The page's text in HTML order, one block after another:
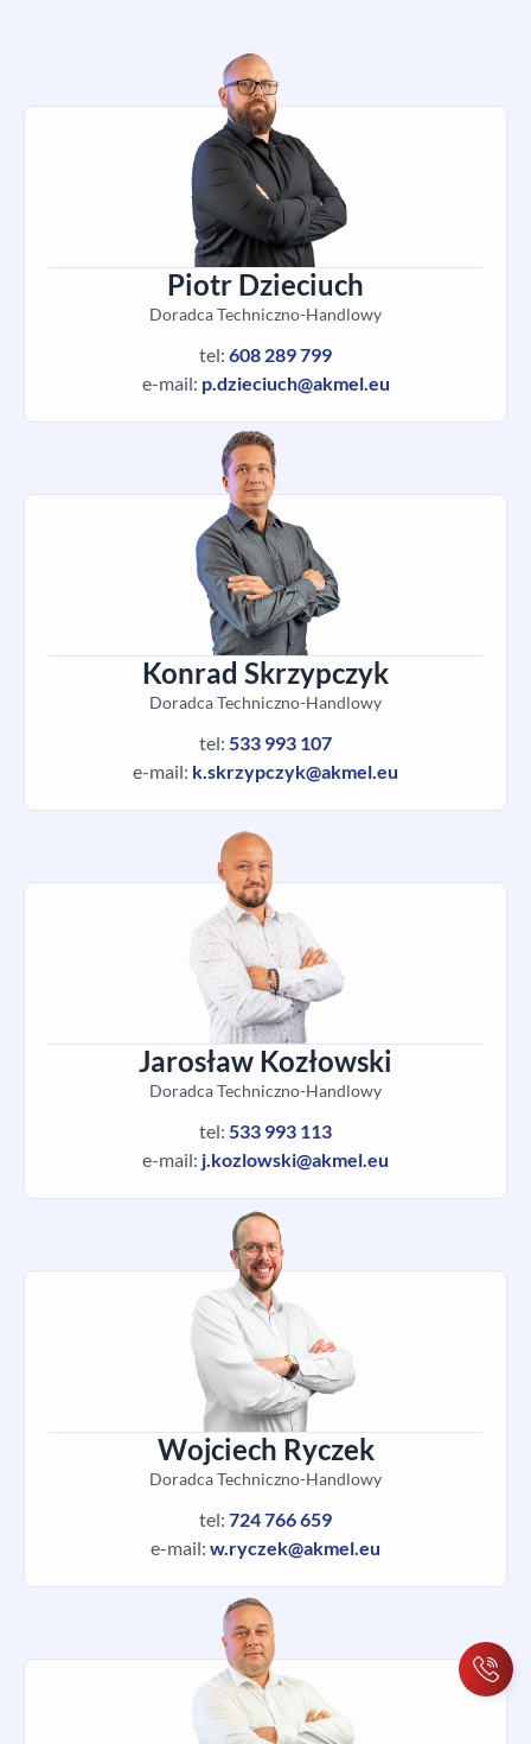
Piotr Dzieciuch
Doradca Techniczno-Handlowy
tel: 608 289 799
e-mail: p.dzieciuch@akmel.eu
Konrad Skrzypczyk
Doradca Techniczno-Handlowy
tel: 533 993 107
e-mail: k.skrzypczyk@akmel.eu
Jarosław Kozłowski
Doradca Techniczno-Handlowy
tel: 533 993 113
e-mail: j.kozlowski@akmel.eu
Wojciech Ryczek
Doradca Techniczno-Handlowy
tel: 724 766 659
e-mail: w.ryczek@akmel.eu